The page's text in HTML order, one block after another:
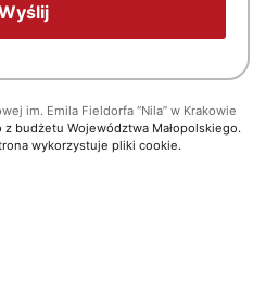
im. Emila Fieldorfa “Nila” w Krakowie
budżetu Województwa Małopolskiego.
wykorzystuje pliki cookie.